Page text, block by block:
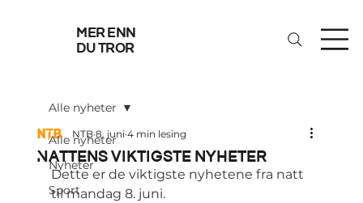
mer enn
du tror
Alle nyheter
Nyheter
Sport
Alle nyheter
Nattens viktigste nyheter
NTB 8. juni 4 min lesing
Dette er de viktigste nyhetene fra natt
til mandag 8. juni.